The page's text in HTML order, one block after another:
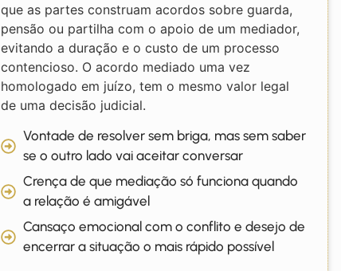
que as partes construam acordos sobre guarda,
pensão ou partilha com o apoio de um mediador,
evitando a duração e o custo de um processo
contencioso. O acordo mediado uma vez
homologado em juízo, tem o mesmo valor legal
de uma decisão judicial.
Vontade de resolver sem briga, mas sem saber
se o outro lado vai aceitar conversar
Crença de que mediação só funciona quando
a relação é amigável
Cansaço emocional com o conflito e desejo de
encerrar a situação o mais rápido possível